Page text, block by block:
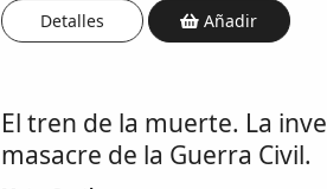
Detalles Añadir
El tren de la muerte. La
masacre de la Guerra Civil.